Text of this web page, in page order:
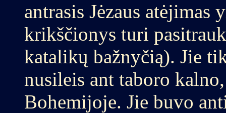
antrasis Jėzaus atėjimas
krikščionys turi
katalikų bažnyčią). Jie
nusileis ant taboro
Bohemijoje. Jie buvo